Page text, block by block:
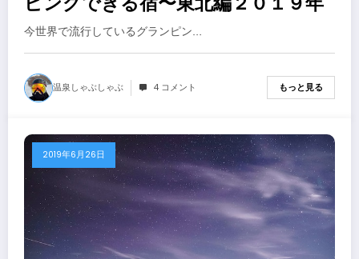
今世界で流行しているグランピン…
温泉しゃぶしゃぶ 4 コメント もっと見る
2019年6月26日